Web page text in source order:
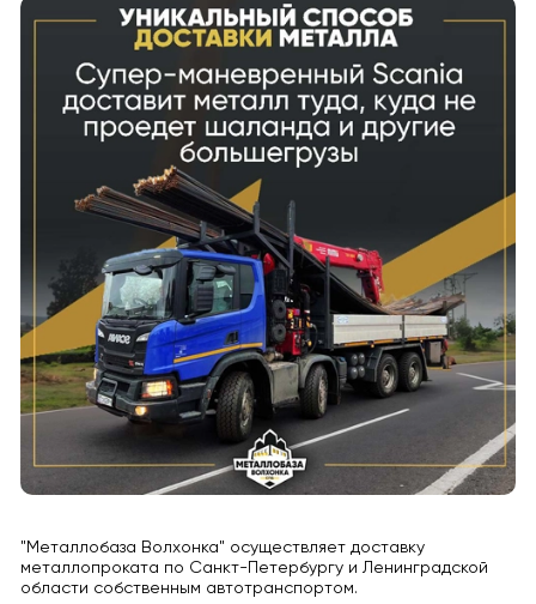
"Металлобаза Волхонка" осуществляет доставку
металлопроката по Санкт-Петербургу и Ленинградской
области собственным автотранспортом.